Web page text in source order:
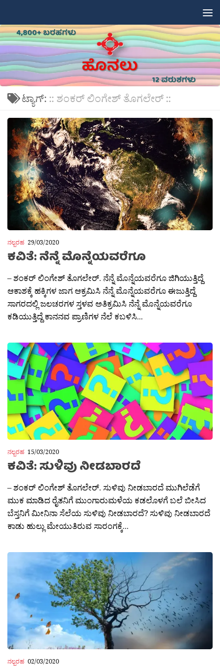
ಟ್ಯಾಗ್: :: ಶಂಕರ್ ಲಿಂಗೇಶ್ ತೊಗಲೇರ್ ::
ನಲ್ಬರಹ 29/03/2020
ಕವಿತೆ: ನೆನ್ನೆ ಮೊನ್ನೆಯವರೆಗೂ
– ಶಂಕರ್ ಲಿಂಗೇಶ್ ತೊಗಲೇರ್. ನೆನ್ನೆ ಮೊನ್ನೆಯವರೆಗೂ ಜಿಗಿಯುತ್ತಿದ್ದೆ
ಆಕಾಶಕ್ಕೆ ಹಕ್ಕಿಗಳ ಜಾಗ ಆಕ್ರಮಿಸಿ ನೆನ್ನೆ ಮೊನ್ನೆಯವರೆಗೂ ಈಜುತ್ತಿದ್ದೆ
ಸಾಗರದಲ್ಲಿ ಜಲಚರಗಳ ಸ್ತಳವ ಅತಿಕ್ರಮಿಸಿ ನೆನ್ನೆ ಮೊನ್ನೆಯವರೆಗೂ
ಕಡಿಯುತ್ತಿದ್ದೆ ಕಾನನವ ಪ್ರಾಣಿಗಳ ನೆಲೆ ಕಬಳಿಸಿ...
ನಲ್ಬರಹ 15/03/2020
ಕವಿತೆ: ಸುಳಿವು ನೀಡಬಾರದೆ
– ಶಂಕರ್ ಲಿಂಗೇಶ್ ತೊಗಲೇರ್. ಸುಳಿವು ನೀಡಬಾರದೆ ಮುಗಿಲೆಡೆಗೆ
ಮುಕ ಮಾಡಿದ ರೈತನಿಗೆ ಮುಂಗಾರುಮಳೆಯ ಕಡಲೊಳಗೆ ಬಲೆ ಬೀಸಿದ
ಬೆಸ್ತನಿಗೆ ಮೀನಿನಾ ಸೆಲೆಯ ಸುಳಿವು ನೀಡಬಾರದೆ? ಸುಳಿವು ನೀಡಬಾರದೆ
ಕಾಡು ಹುಲ್ಲು ಮೇಯುತಿರುವ ಸಾರಂಗಕ್ಕೆ...
ನಲ್ಬರಹ 02/03/2020